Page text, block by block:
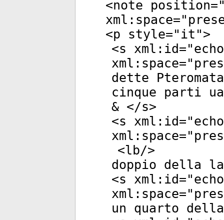
<note position
xml:space="
<p style=" it ">
<s xml:id="
xml:space="
dette
cinque parti
& </s>
<s xml:id="
xml:space="
<lb/>
doppio della
<s xml:id="
xml:space="
un quarto